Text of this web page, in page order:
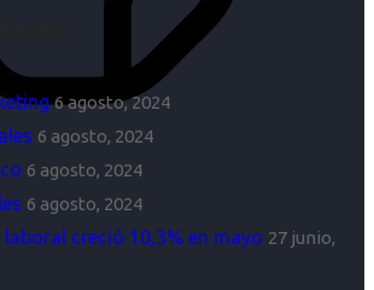
6 agosto, 2024
6 agosto, 2024
6 agosto, 2024
6 agosto, 2024
laboral creció 10,3% en mayo 27 junio,